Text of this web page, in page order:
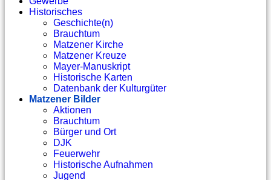
Historisches
Geschichte(n)
Brauchtum
Matzener Kirche
Matzener Kreuze
Mayer-Manuskript
Historische Karten
Datenbank der Kulturgüter
Matzener Bilder
Aktionen
Brauchtum
Bürger und Ort
DJK
Feuerwehr
Historische Aufnahmen
Jugend